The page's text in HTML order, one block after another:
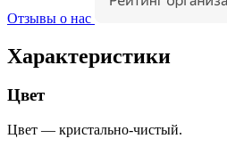
Отзывы о нас
Характеристики
Цвет
Цвет — кристально-чистый.